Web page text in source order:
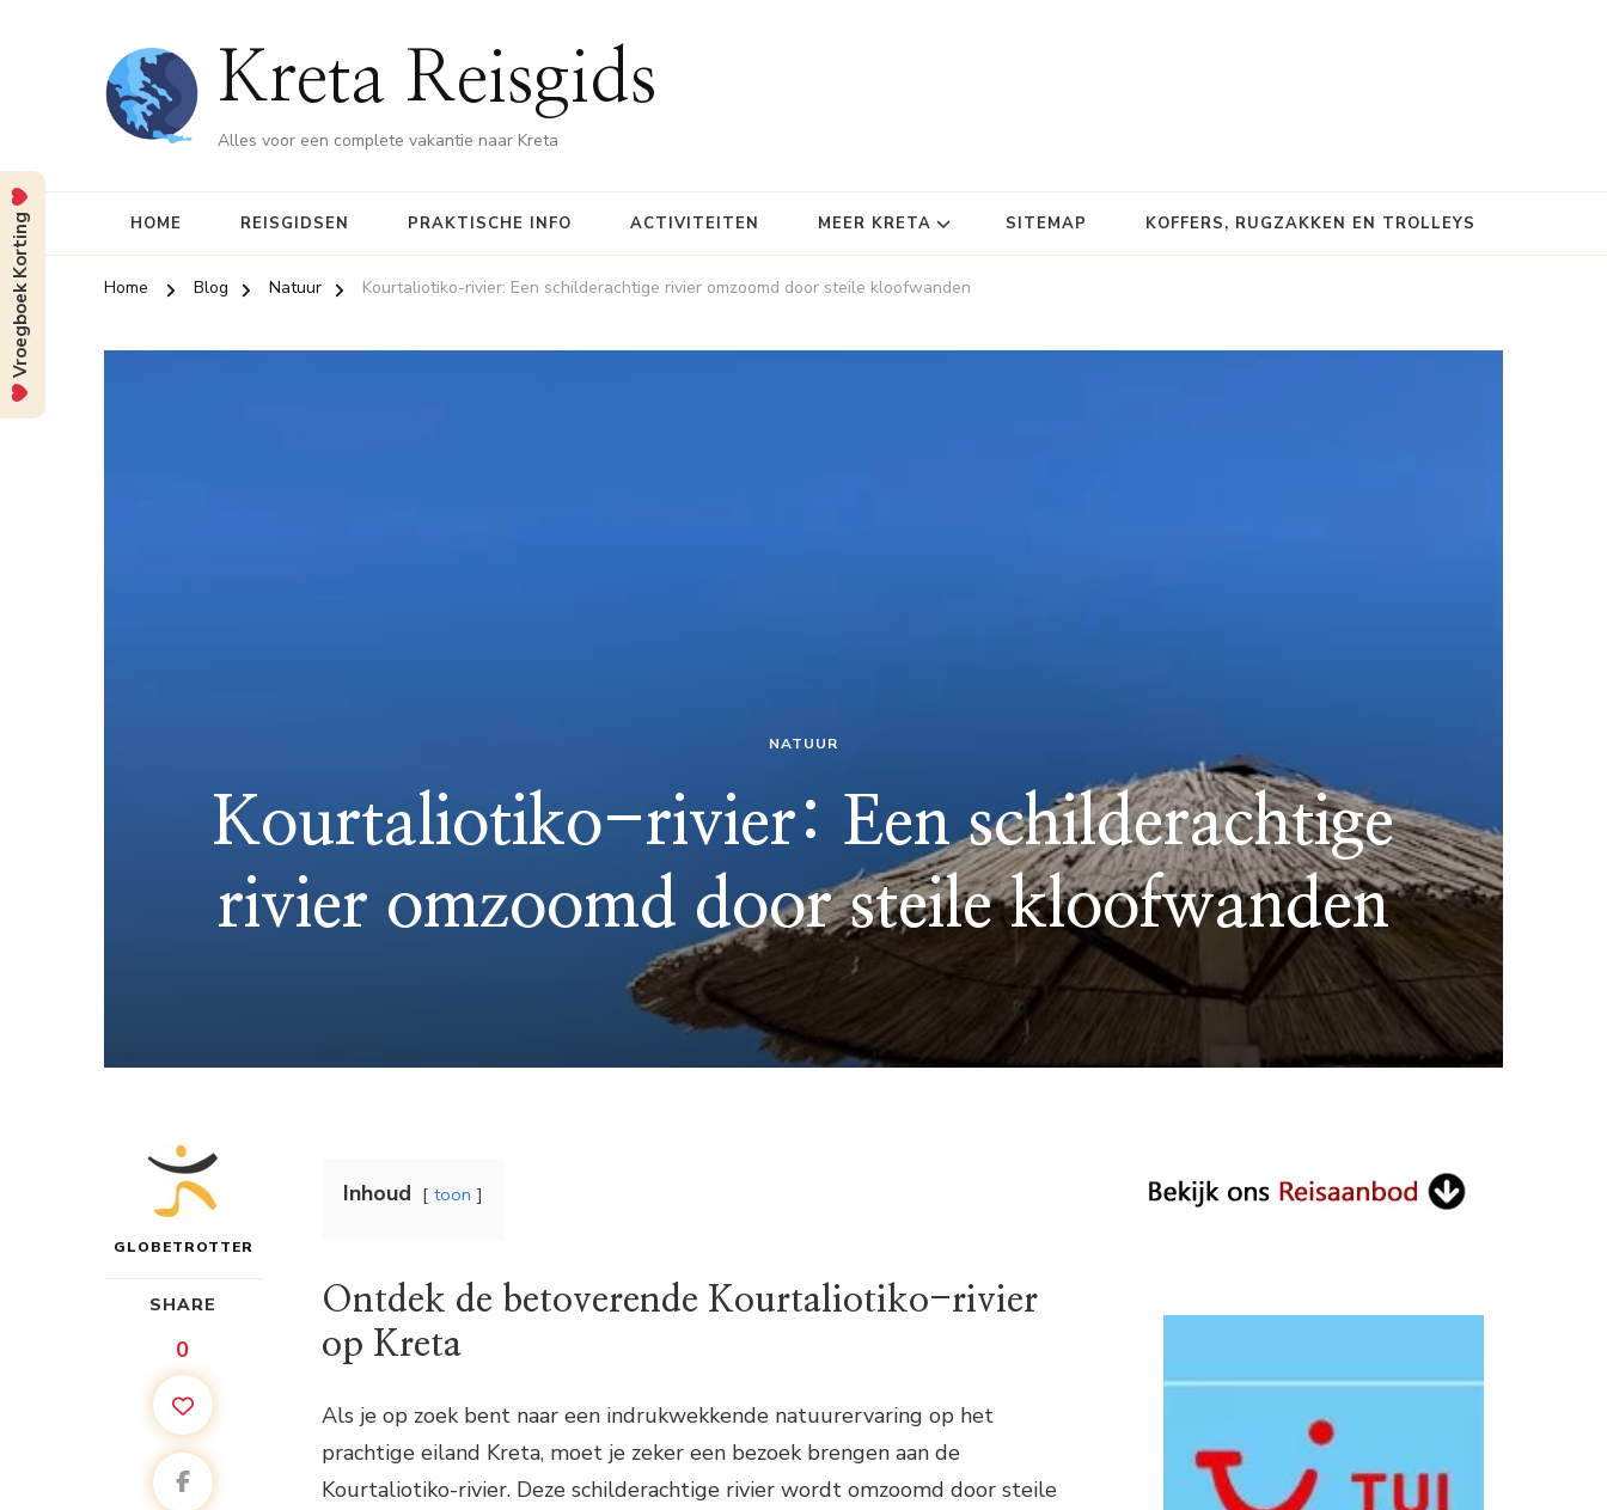
Kreta Reisgids
Alles voor een complete vakantie naar Kreta
HOME REISGIDSEN PRAKTISCHE INFO ACTIVITEITEN MEER KRETA SITEMAP KOFFERS, RUGZAKKEN EN TROLLEYS
Home Blog Natuur Kourtaliotiko-rivier: Een schilderachtige rivier omzoomd door steile kloofwanden
NATUUR
Kourtaliotiko-rivier: Een schilderachtige
rivier omzoomd door steile kloofwanden
GLOBETROTTER
SHARE
0
Inhoud toon
Ontdek de betoverende Kourtaliotiko-rivier
op Kreta
Als je op zoek bent naar een indrukwekkende natuurervaring op het
prachtige eiland Kreta, moet je zeker een bezoek brengen aan de
Kourtaliotiko-rivier. Deze schilderachtige rivier wordt omzoomd door steile
Vroegboek Korting